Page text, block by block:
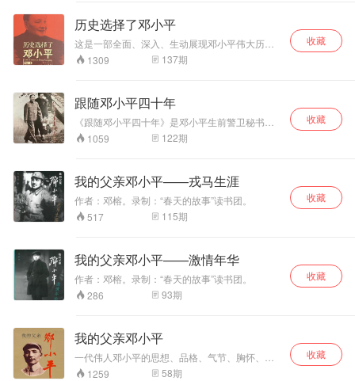
在复杂多变的政治
环境中，以其非凡
的政治智慧和坚定
的信念，引领中国
家和人民的深沉热
爱，以及他作为改
革者的无畏与担
当。
动。通过讲述邓小平同志为国家富强、民族振兴
不懈奋斗的光辉故事，追忆邓小平同志波澜壮阔
的人生历程，领略一代伟人的风采。
历史选择了邓小平
这是一部全面、深入、生动展现邓小平伟大历程
的著作。本书以丰富的史料和生动的笔触，客观
真实地记录了邓小平于20世纪70年代发起和领导
的历史进程中所扮演的关键角色，以及他对中国
社会主义改革开放和现代化建设事业所做出的巨
大贡献。 在这部著作中，我们将跟随作者的笔
触，穿越时空的隧道，重温那些决定中国命运的
关键时刻。我们将见证邓小平如何在复杂多变的
国家和人民的深沉热爱，以及他作为改革者的无
畏与担当。
1309 137期
收藏
跟随邓小平四十年
《跟随邓小平四十年》是邓小平生前警卫秘书张
宝忠将军所撰写，它记录了一位忠诚卫士与一位
伟大的领导人共同走过40年的风雨岁月，作者以
志的影响和教育下健康成长的经历，也通过一个
个具体的事件，展现了小平同志作为老一辈革命
家的崇高风范和作为一名共产党员全心全意为人
民服务的不懈追求。
1059 122期
收藏
我的父亲邓小平——戎马生涯
作者：邓榕。录制：“春天的故事”读书团。
517
115期
收藏
我的父亲邓小平——激情年华
作者：邓榕。录制：“春天的故事”读书团。
286
93期
收藏
我的父亲邓小平
一代伟人邓小平的思想、品格、气节、胸怀、胆
识，以及与普通人一样的儿女情怀。
1259 58期
收藏